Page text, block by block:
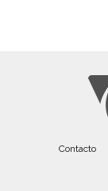
Contacto